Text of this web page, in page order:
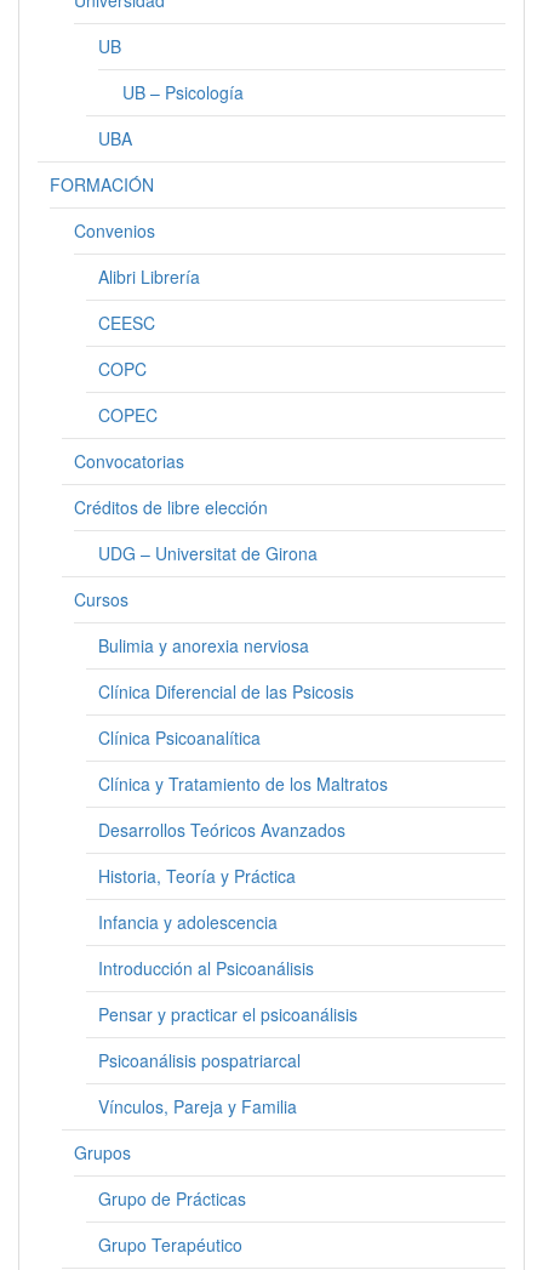
UB
UB – Psicología
UBA
FORMACIÓN
Convenios
Alibri Librería
CEESC
COPC
COPEC
Convocatorias
Créditos de libre elección
UDG – Universitat de Girona
Cursos
Bulimia y anorexia nerviosa
Clínica Diferencial de las Psicosis
Clínica Psicoanalítica
Clínica y Tratamiento de los Maltratos
Desarrollos Teóricos Avanzados
Historia, Teoría y Práctica
Infancia y adolescencia
Introducción al Psicoanálisis
Pensar y practicar el psicoanálisis
Psicoanálisis pospatriarcal
Vínculos, Pareja y Familia
Grupos
Grupo de Prácticas
Grupo Terapéutico